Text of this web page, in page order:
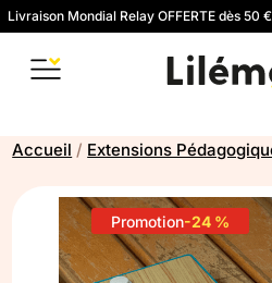
Livraison Mondial Relay OFFERTE dès 50
Accueil / Extensions
Promotion-24 %